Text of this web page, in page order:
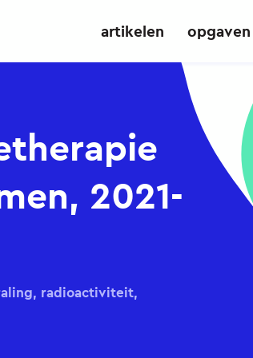
artikelen opgaven
2021-
radioactiviteit,